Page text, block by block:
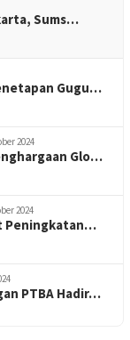
Sums…
Gugu…
2024
Glo…
2024
Peningkatan…
PTBA Hadir…